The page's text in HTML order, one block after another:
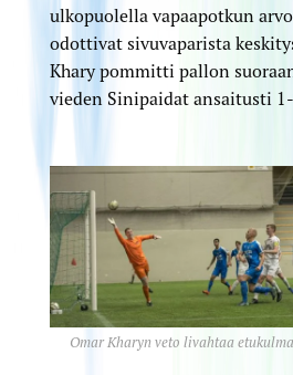
ulkopuolella vapaapotkun
odottivat sivuvaparista
Khary pommitti pallon
vieden Sinipaidat ansaitusti
Omar Kharyn veto livahtaa